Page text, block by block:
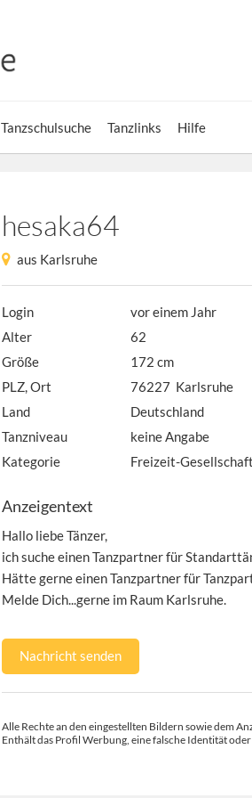
Tanzschulsuche Tanzlinks Hilfe
hesaka64
aus Karlsruhe
Login
vor einem Jahr
Alter
62
Größe
172 cm
PLZ, Ort
76227 Karlsruhe
Land
Deutschland
Tanzniveau
keine Angabe
Kategorie
Freizeit-
Anzeigentext
Hallo liebe Tänzer,
ich suche einen Tanzpartner für
Hätte gerne einen Tanzpartner für
Melde Dich...gerne im Raum Karlsruhe.
Nachricht senden
Alle Rechte an den eingestellten Bildern sowie dem
Enthält das Profil Werbung, eine falsche Identität